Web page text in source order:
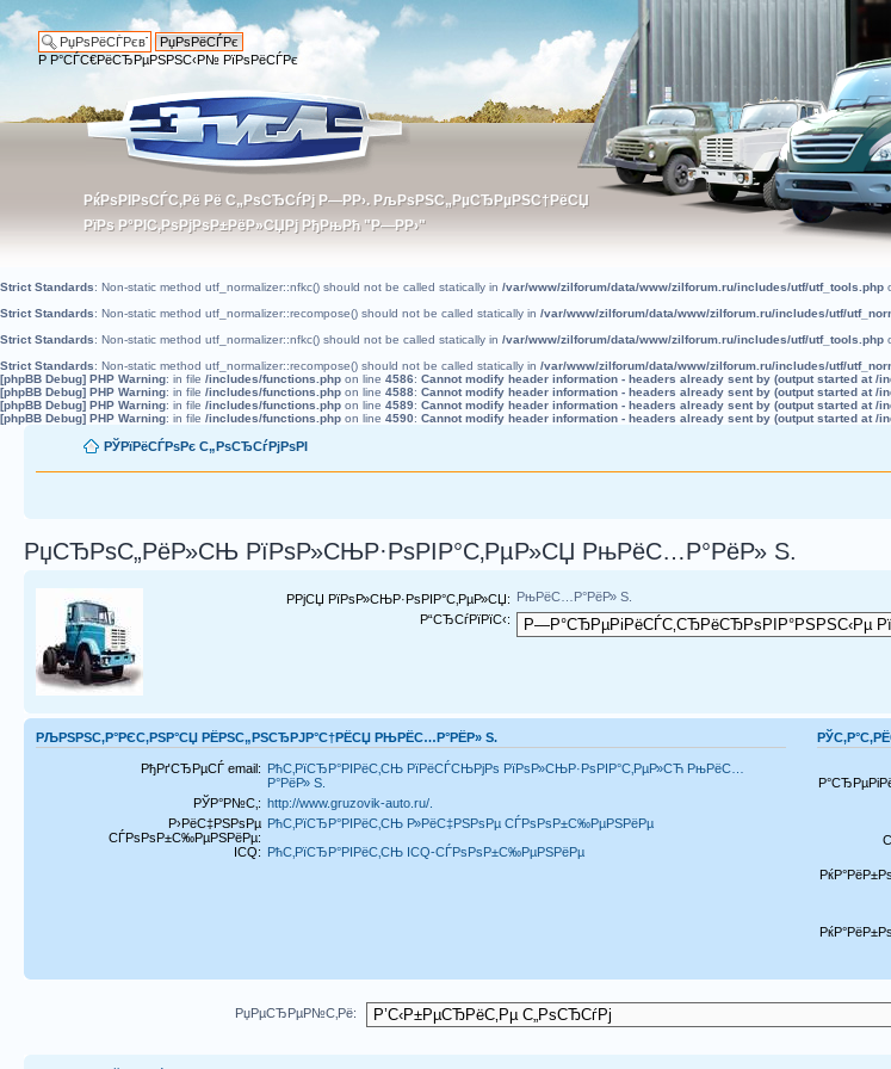
Strict Standards: Non-static method utf_normalizer::nfkc() should not be called statically in /var/www/zilforum/data/www/zilforum.ru/includes/utf/utf_tools.php
Strict Standards: Non-static method utf_normalizer::recompose() should not be called statically in /var/www/zilforum/data/www/zilforum.ru/includes/utf/
Strict Standards: Non-static method utf_normalizer::nfkc() should not be called statically in /var/www/zilforum/data/www/zilforum.ru/includes/utf/utf_tools.php
Strict Standards: Non-static method utf_normalizer::recompose() should not be called statically in /var/www/zilforum/data/www/zilforum.ru/includes/utf/
[phpBB Debug] PHP Warning: in file /includes/functions.php on line 4586: Cannot modify header information - headers already sent by (output started at /
[phpBB Debug] PHP Warning: in file /includes/functions.php on line 4588: Cannot modify header information - headers already sent by (output started at /
[phpBB Debug] PHP Warning: in file /includes/functions.php on line 4589: Cannot modify header information - headers already sent by (output started at /
[phpBB Debug] PHP Warning: in file /includes/functions.php on line 4590: Cannot modify header information - headers already sent by (output started at /
РќРѕРІРѕСЃС‚Рё Рё С„РѕСЂСѓРј Р—РР›. РљРѕРЅС„РµСЂРµРЅС†РёСЏ
РїРѕ Р°РІС‚РѕРјРѕР±РёР»СЏРј РђРњРћ "Р—РР›"
РќРѕРІРѕСЃС‚Рё Рё С„РѕСЂСѓРј Р—РР›. РљРѕРЅС„РµСЂРµРЅС†РёСЏ
РїРѕ Р°РІС‚РѕРјРѕР±РёР»СЏРј РђРњРћ "Р—РР›"
Р Р°СЃС€РёСЂРµРЅРЅС‹Р№ РїРѕРёСЃРє
РЎРїРёСЃРѕРє С„РѕСЂСѓРјРѕРІ
РџСЂРѕС„РёР»СЊ РїРѕР»СЊР·РѕРІР°С‚РµР»СЏ РњРёС…Р°РёР» S.
РРјСЏ РїРѕР»СЊР·РѕРІР°С‚РµР»СЏ: РњРёС…Р°РёР» S.
Р“СЂСѓРїРїС‹:
РЉРЅРЅС‚Р°РЄС‚РЅР°СЏ РЁРЅС„РЅСЂРЈР°С†РЁСЏ РЊРЁС…Р°РЁР» S.
РђРґСЂРµСЃ email: РћС‚РїСЂР°РІРёС‚СЊ РїРёСЃСЊРјРѕ РїРѕР»СЊР·РѕРІР°С‚РµР»СЋ РњРёС…
Р°РёР» S.
РЎР°Р№С‚: http://www.gruzovik-auto.ru/.
Р›РёС‡РЅРѕРµ
СЃРѕРѕР±С‰РµРЅРёРµ:
РћС‚РїСЂР°РІРёС‚СЊ Р»РёС‡РЅРѕРµ СЃРѕРѕР±С‰РµРЅРёРµ
ICQ: РћС‚РїСЂР°РІРёС‚СЊ ICQ-СЃРѕРѕР±С‰РµРЅРёРµ
РџРµСЂРµР№С‚Рё: